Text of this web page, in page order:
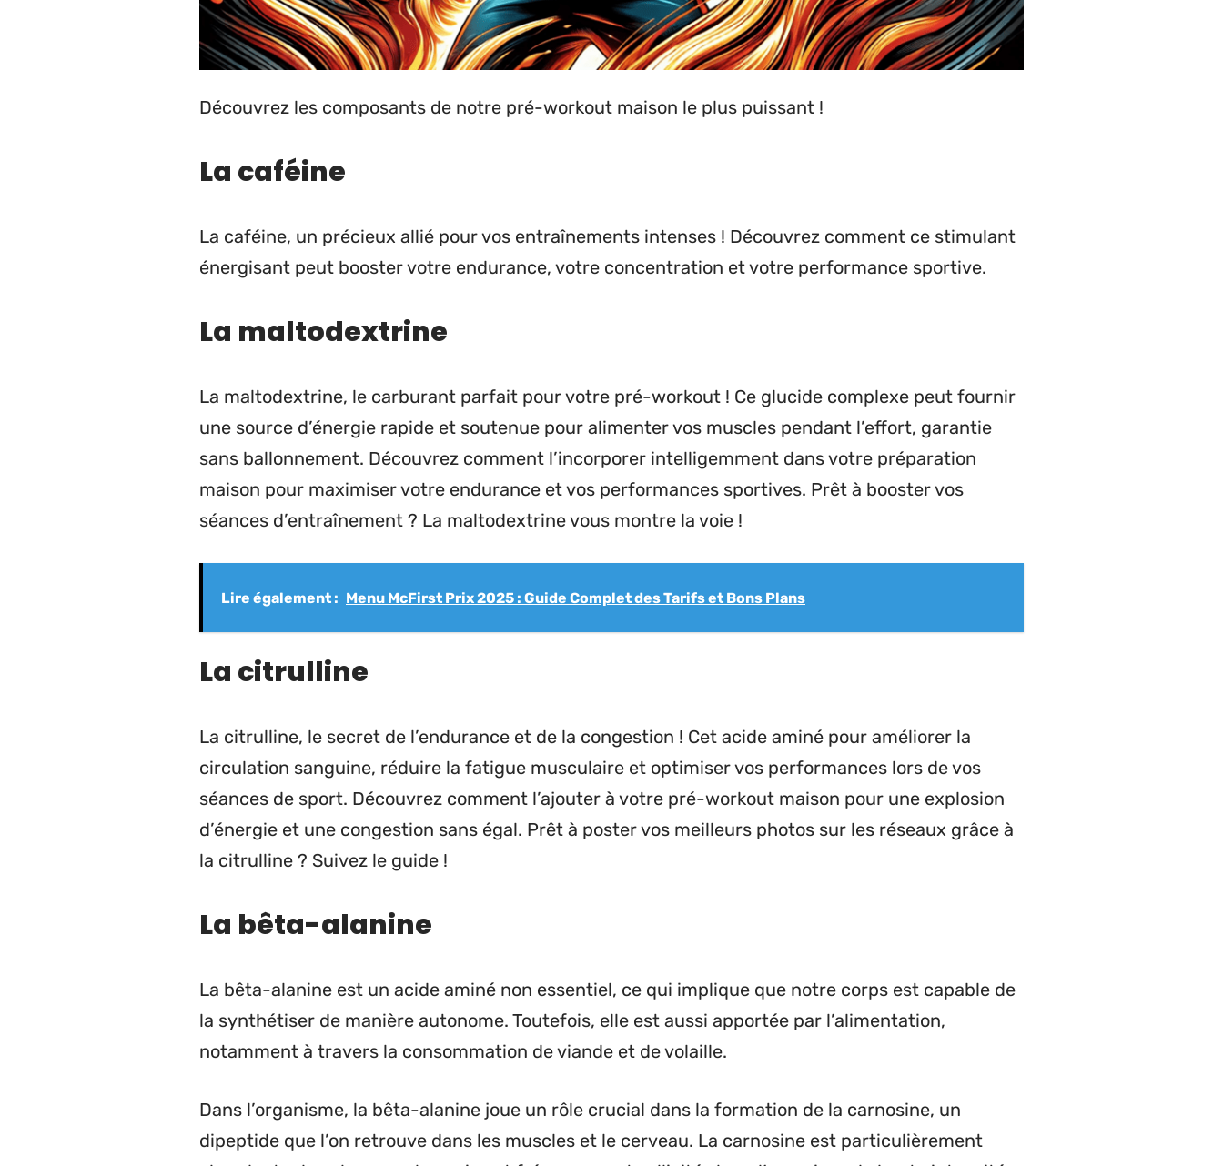
Découvrez les composants de notre pré-workout maison le plus puissant !
La caféine
La caféine, un précieux allié pour vos entraînements intenses ! Découvrez comment ce stimulant
énergisant peut booster votre endurance, votre concentration et votre performance sportive.
La maltodextrine
La maltodextrine, le carburant parfait pour votre pré-workout ! Ce glucide complexe peut fournir
une source d’énergie rapide et soutenue pour alimenter vos muscles pendant l’effort, garantie
sans ballonnement. Découvrez comment l’incorporer intelligemment dans votre préparation
maison pour maximiser votre endurance et vos performances sportives. Prêt à booster vos
séances d’entraînement ? La maltodextrine vous montre la voie !
Lire également : Menu McFirst Prix 2025 : Guide Complet des Tarifs et Bons Plans
La citrulline
La citrulline, le secret de l’endurance et de la congestion ! Cet acide aminé pour améliorer la
circulation sanguine, réduire la fatigue musculaire et optimiser vos performances lors de vos
séances de sport. Découvrez comment l’ajouter à votre pré-workout maison pour une explosion
d’énergie et une congestion sans égal. Prêt à poster vos meilleurs photos sur les réseaux grâce à
la citrulline ? Suivez le guide !
La bêta-alanine
La bêta-alanine est un acide aminé non essentiel, ce qui implique que notre corps est capable de
la synthétiser de manière autonome. Toutefois, elle est aussi apportée par l’alimentation,
notamment à travers la consommation de viande et de volaille.
Dans l’organisme, la bêta-alanine joue un rôle crucial dans la formation de la carnosine, un
dipeptide que l’on retrouve dans les muscles et le cerveau. La carnosine est particulièrement